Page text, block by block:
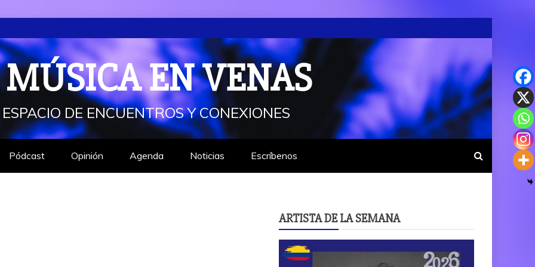
EN VENAS
DE ENCUENTROS Y CONEXIONES
Pódcast Opinión Agenda Noticias Escríbenos
ARTISTA DE LA SEMANA